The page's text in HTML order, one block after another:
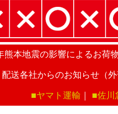
熊本地震の影響によるお荷
配送各社からのお知らせ（
■ヤマト運輸 ■佐川